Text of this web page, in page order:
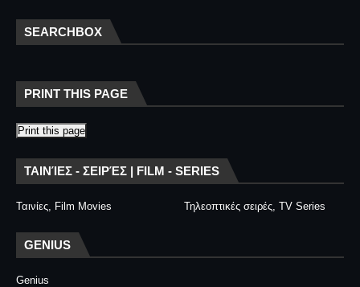
SEARCHBOX
PRINT THIS PAGE
Print this page
ΤΑΙΝΊΕΣ - ΣΕΙΡΈΣ | FILM - SERIES
Ταινίες, Film Movies Τηλεοπτικές σειρές, TV Series
GENIUS
Genius